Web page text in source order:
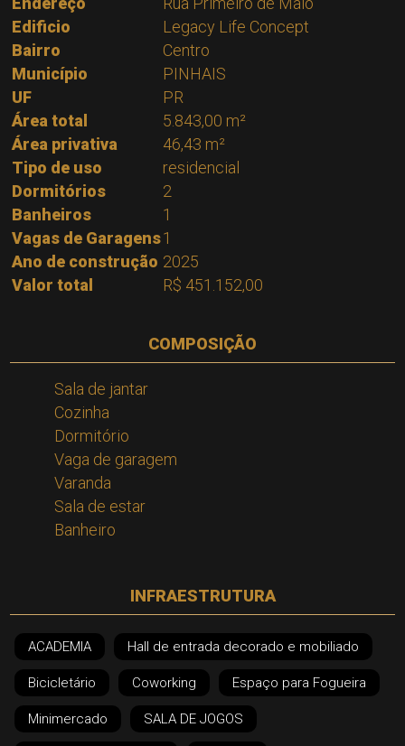
Edificio
Legacy Life Concept
Bairro
Centro
Município
PINHAIS
UF
PR
Área total
5.843,00 m²
Área privativa
46,43 m²
Tipo de uso
residencial
Dormitórios
2
Banheiros
1
Vagas de Garagens1
Ano de construção 2025
Valor total
R$ 451.152,00
COMPOSIÇÃO
Sala de jantar
Cozinha
Dormitório
Vaga de garagem
Varanda
Sala de estar
Banheiro
INFRAESTRUTURA
ACADEMIA Hall de entrada decorado e mobiliado
Bicicletário Coworking Espaço para Fogueira
Minimercado SALA DE JOGOS